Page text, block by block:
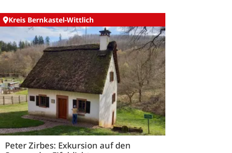
Kreis Bernkastel-Wittlich
Peter Zirbes: Exkursion auf den